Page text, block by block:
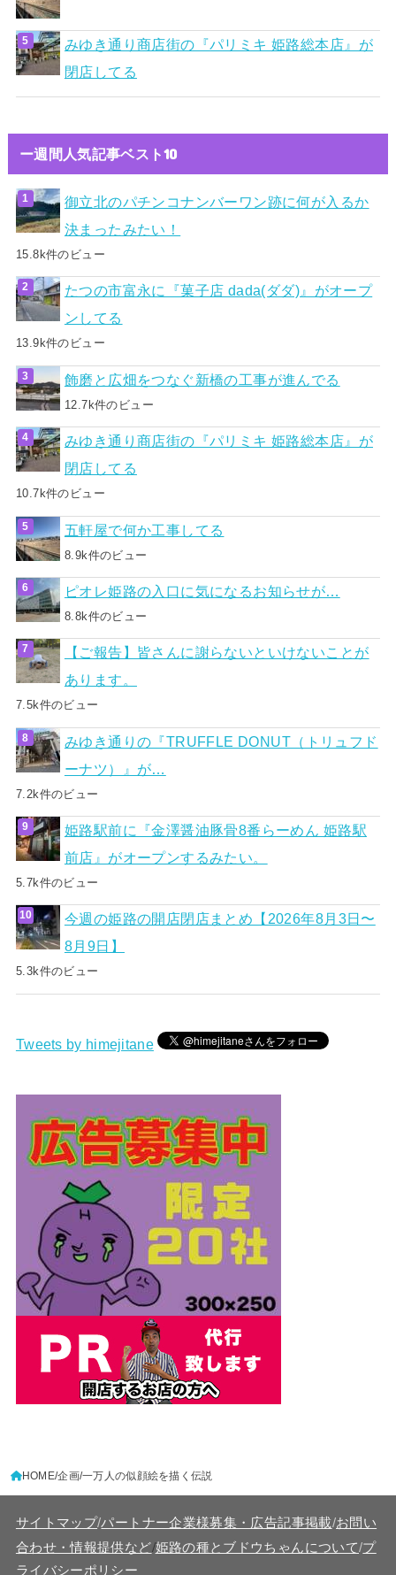
みゆき通り商店街の『パリミキ 姫路総本店』が
閉店してる
ー週間人気記事ベスト10
御立北のパチンコナンバーワン跡に何が入るか
決まったみたい！
15.8k件のビュー
たつの市富永に『菓子店 dada(ダダ)』がオープ
ンしてる
13.9k件のビュー
飾磨と広畑をつなぐ新橋の工事が進んでる
12.7k件のビュー
みゆき通り商店街の『パリミキ 姫路総本店』が
閉店してる
10.7k件のビュー
五軒屋で何か工事してる
8.9k件のビュー
ピオレ姫路の入口に気になるお知らせが…
8.8k件のビュー
【ご報告】皆さんに謝らないといけないことが
あります。
7.5k件のビュー
みゆき通りの『TRUFFLE DONUT（トリュフド
ーナツ）』が…
7.2k件のビュー
姫路駅前に『金澤醤油豚骨8番らーめん 姫路駅
前店』がオープンするみたい。
5.7k件のビュー
今週の姫路の開店閉店まとめ【2026年8月3日〜
8月9日】
5.3k件のビュー
Tweets by himejitane
HOME 企画 一万人の似顔絵を描く伝説
サイトマップ/パートナー企業様募集・広告記事掲載/お問い
合わせ・情報提供など/姫路の種とブドウちゃんについて/プ
ライバシーポリシー